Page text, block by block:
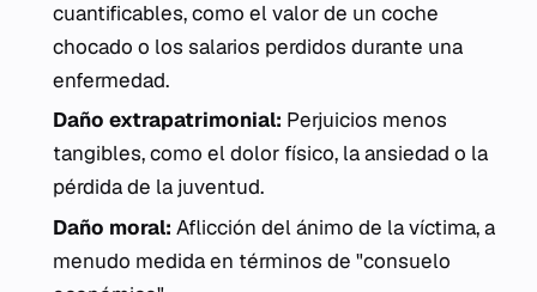
cuantificables, como el valor de un coche
chocado o los salarios perdidos durante una
enfermedad.
Daño extrapatrimonial: Perjuicios menos
tangibles, como el dolor físico, la ansiedad o la
pérdida de la juventud.
Daño moral: Aflicción del ánimo de la víctima, a
menudo medida en términos de "consuelo